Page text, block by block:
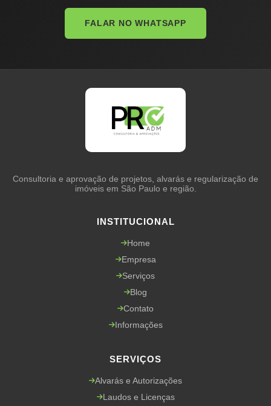
FALAR NO WHATSAPP
Consultoria e aprovação de projetos, alvarás e regularização de
imóveis em São Paulo e região.
INSTITUCIONAL
Home
Empresa
Serviços
Blog
Contato
Informações
SERVIÇOS
Alvarás e Autorizações
Laudos e Licenças